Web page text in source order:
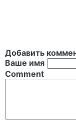
Добавить
Ваше имя
Comment